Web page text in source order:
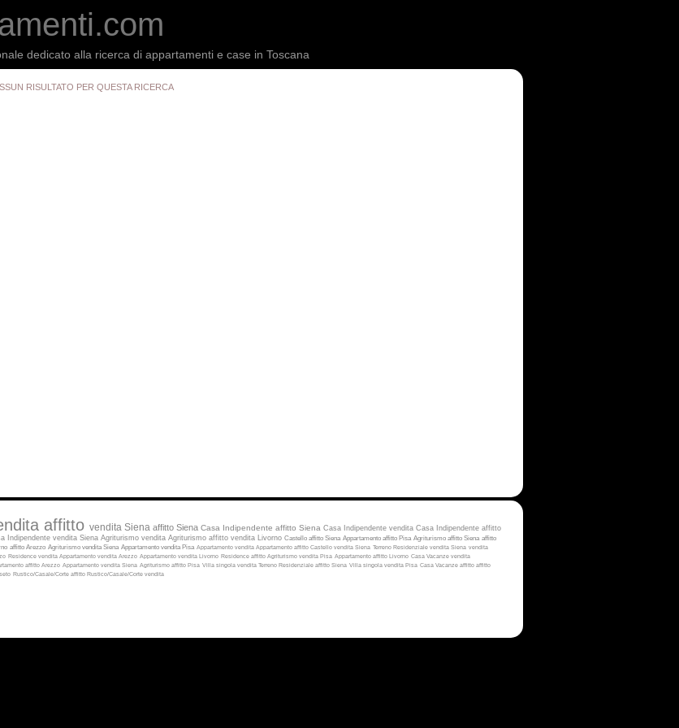
dedicato alla ricerca di appartamenti e case in Toscana
RISULTATO PER QUESTA RICERCA
affitto vendita Siena affitto Siena Casa Indipendente affitto Siena Casa Indipendente vendita Casa Indipendente affitto
Indipendente vendita Siena Agriturismo vendita Agriturismo affitto vendita Livorno Castello affitto Siena Appartamento affitto Pisa Agriturismo affitto Siena affitto
affitto Arezzo Agriturismo vendita Siena Appartamento vendita Pisa Appartamento vendita Appartamento affitto Castello vendita Siena Terreno Residenziale vendita Siena vendita
Residence vendita Appartamento vendita Arezzo Appartamento vendita Livorno Residence affitto Agriturismo vendita Pisa Appartamento affitto Livorno Casa Vacanze vendita
affitto Arezzo Appartamento vendita Siena Agriturismo affitto Pisa Villa singola vendita Terreno Residenziale affitto Siena Villa singola vendita Pisa Casa Vacanze affitto affitto
Rustico/Casale/Corte affitto Rustico/Casale/Corte vendita